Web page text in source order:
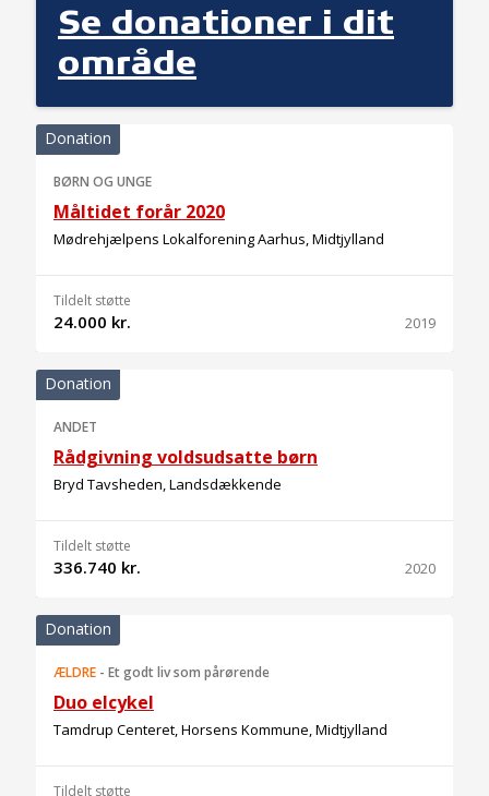
Se donationer i dit
område
Donation
BØRN OG UNGE
Måltidet forår 2020
Mødrehjælpens Lokalforening Aarhus, Midtjylland
Tildelt støtte
24.000 kr. 2019
Donation
ANDET
Rådgivning voldsudsatte børn
Bryd Tavsheden, Landsdækkende
Tildelt støtte
336.740 kr. 2020
Donation
ÆLDRE - Et godt liv som pårørende
Duo elcykel
Tamdrup Centeret, Horsens Kommune, Midtjylland
Tildelt støtte